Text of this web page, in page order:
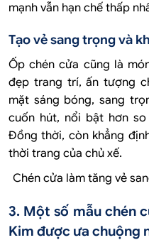
mạnh vẫn hạn chế thấp
Tạo vẻ sang trọng và
Ốp chén cửa cũng là
đẹp trang trí, ấn tượng
mặt sáng bóng, sang
cuốn hút, nổi bật hơn
Đồng thời, còn khẳng
thời trang của chủ xế.
Chén cửa làm tăng vẻ
3. Một số mẫu chén
Kim được ưa chuộng